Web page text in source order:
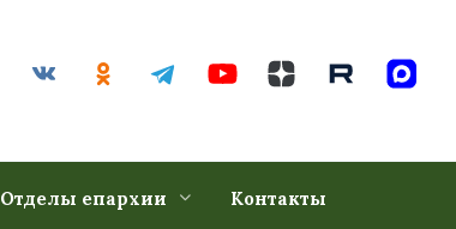
Отделы епархии Контакты